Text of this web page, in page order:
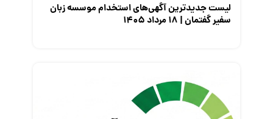
لیست جدیدترین آگهی‌های استخدام موسسه زبان
سفیر گفتمان | ۱۸ مرداد ۱۴۰۵